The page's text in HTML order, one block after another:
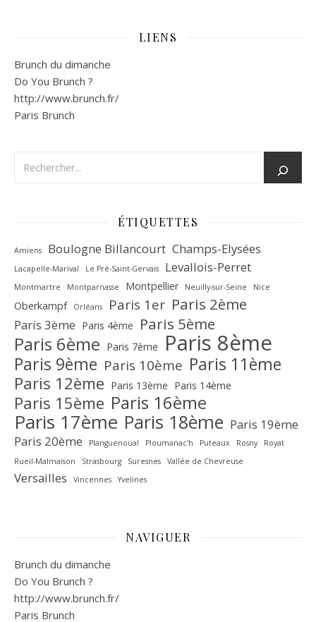
LIENS
Brunch du dimanche
Do You Brunch ?
http://www.brunch.fr/
Paris Brunch
ÉTIQUETTES
Amiens Boulogne Billancourt Champs-Elysées
Lacapelle-Marival Le Pré-Saint-Gervais Levallois-Perret
Montmartre Montparnasse Montpellier Neuilly-sur-Seine Nice
Oberkampf Orléans Paris 1er Paris 2ème
Paris 3ème Paris 4ème Paris 5ème
Paris 6ème Paris 7ème Paris 8ème
Paris 9ème Paris 10ème Paris 11ème
Paris 12ème Paris 13ème Paris 14ème
Paris 15ème Paris 16ème
Paris 17ème Paris 18ème Paris 19ème
Paris 20ème
Planguenoual Ploumanac'h Puteaux Rosny
Royat
Rueil-Malmaison
Strasbourg Suresnes Vallée de Chevreuse‎
Versailles Vincennes Yvelines
NAVIGUER
Brunch du dimanche
Do You Brunch ?
http://www.brunch.fr/
Paris Brunch